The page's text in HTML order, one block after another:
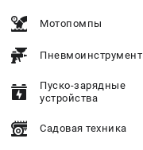
Мотопомпы
Пневмоинструмент
Пуско-зарядные
устройства
Садовая техника